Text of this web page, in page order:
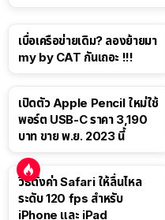
เบื่อเครือข่ายเดิม? ลองย้ายมา
my by CAT กันเถอะ !!!
เปิดตัว Apple Pencil ใหม่ใช้
พอร์ต USB-C ราคา 3,190
บาท ขาย พ.ย. 2023 นี้
วิธีตั้งค่า Safari ให้ลื่นไหล
ระดับ 120 fps สำหรับ
iPhone และ iPad